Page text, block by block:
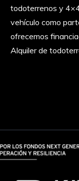
todoterrenos y
vehículo como
ofrecemos
Alquiler de